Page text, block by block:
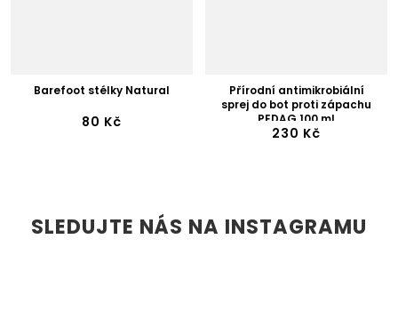
Barefoot stélky Natural
80 Kč
Přírodní antimikrobiální
sprej do bot proti zápachu
PEDAG 100 ml
230 Kč
SLEDUJTE NÁS NA INSTAGRAMU